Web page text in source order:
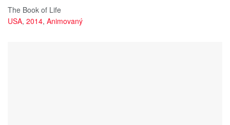
The Book of Life
USA, 2014, Animovaný